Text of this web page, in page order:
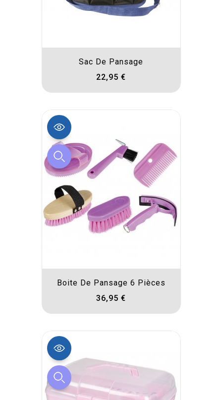
Sac De Pansage
22,95 €
Boite De Pansage 6 Pièces
36,95 €